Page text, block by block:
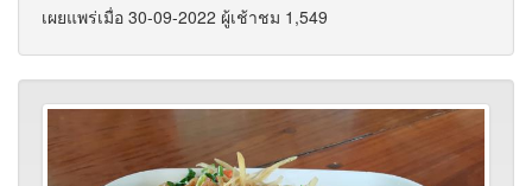
เผยแพร่เมื่อ 30-09-2022 ผู้เช้าชม 1,549